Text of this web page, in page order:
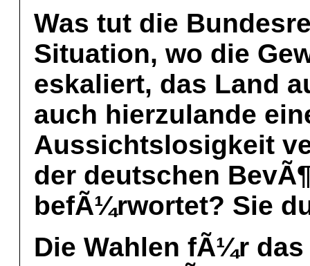
Was tut die
Situation, wo die
eskaliert, das Land
auch hierzulande
Aussichtslosigkeit
der deutschen
befÃ¼rwortet? Sie
Die Wahlen fÃ¼r